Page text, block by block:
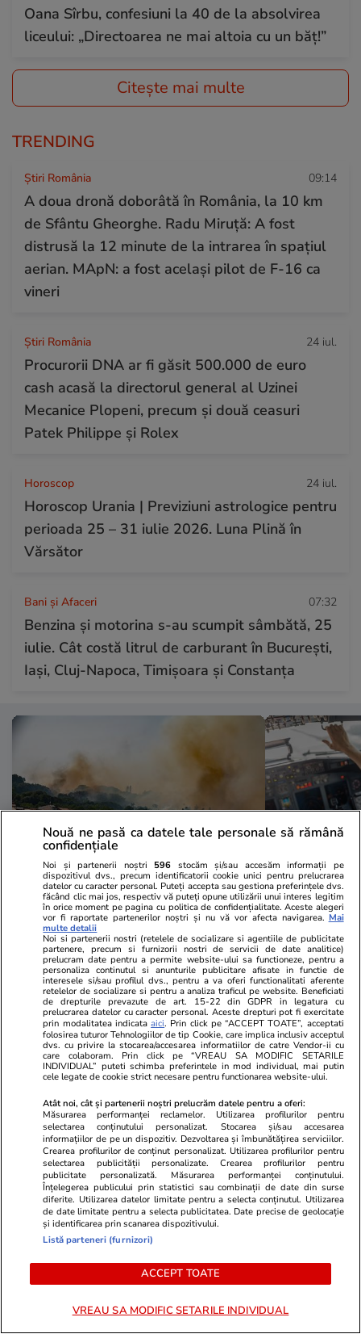
Oana Sîrbu, confesiuni la 40 de la absolvirea
liceului: „Directoarea ne mai altoia cu un băț!”
Citește mai multe
TRENDING
Știri România 09:14
A doua dronă doborâtă în România, la 10 km
de Sfântu Gheorghe. Radu Miruță: A fost
distrusă la 12 minute de la intrarea în spațiul
aerian. MApN: a fost același pilot de F-16 ca
vineri
Știri România 24 iul.
Procurorii DNA ar fi găsit 500.000 de euro
cash acasă la directorul general al Uzinei
Mecanice Plopeni, precum și două ceasuri
Patek Philippe și Rolex
Horoscop 24 iul.
Horoscop Urania | Previziuni astrologice pentru
perioada 25 – 31 iulie 2026. Luna Plină în
Vărsător
Bani și Afaceri 07:32
Benzina și motorina s-au scumpit sâmbătă, 25
iulie. Cât costă litrul de carburant în București,
Iași, Cluj-Napoca, Timișoara și Constanța
Vacanțe și Cultură 24 iul.
Hartă live pentru incendiile din
Europa: cum verifici pe telefon
dacă vacanța îți este pusă în
pericol
Vacanțe și
Piloții
pentru a
bordul
să fie atenți
Horoscop 24 iul.
Horoscop 25 iulie 2026.
Balanțele pot descoperi că au
resurse nebănuite, când au
impresia că nu vor mai scăpa de
probleme
Vacanțe și Cultură
bagajul de mână. Ghid pentru
Nouă ne pasă ca datele tale personale să rămână
confidențiale
Noi și partenerii noștri 596 stocăm și/sau accesăm informații pe
dispozitivul dvs., precum identificatorii cookie unici pentru prelucrarea
datelor cu caracter personal. Puteți accepta sau gestiona preferințele dvs.
făcând clic mai jos, respectiv vă puteți opune utilizării unui interes legitim
în orice moment pe pagina cu politica de confidențialitate. Aceste alegeri
vor fi raportate partenerilor noștri și nu vă vor afecta navigarea. Mai
multe detalii
Noi si partenerii nostri (retelele de socializare si agentiile de publicitate
partenere, precum si furnizorii nostri de servicii de date analitice)
prelucram date pentru a permite website-ului sa functioneze, pentru a
personaliza continutul si anunturile publicitare afisate in functie de
interesele si/sau profilul dvs., pentru a va oferi functionalitati aferente
retelelor de socializare si pentru a analiza traficul pe website. Beneficiati
de drepturile prevazute de art. 15-22 din GDPR in legatura cu
prelucrarea datelor cu caracter personal. Aceste drepturi pot fi exercitate
prin modalitatea indicataaici. Prin click pe “ACCEPT TOATE”, acceptati
folosirea tuturor Tehnologiilor de tip Cookie, care implica inclusiv acceptul
dvs. cu privire la stocarea/accesarea informatiilor de catre Vendor-ii cu
care colaboram. Prin click pe “VREAU SA MODIFIC SETARILE
INDIVIDUAL” puteti schimba preferintele in mod individual, mai putin
cele legate de cookie strict necesare pentru functionarea website-ului.
Atât noi, cât și partenerii noștri prelucrăm datele pentru a oferi:
Măsurarea performanței reclamelor. Utilizarea profilurilor pentru
selectarea conținutului personalizat. Stocarea și/sau accesarea
informațiilor de pe un dispozitiv. Dezvoltarea și îmbunătățirea serviciilor.
Crearea profilurilor de conținut personalizat. Utilizarea profilurilor pentru
selectarea publicității personalizate. Crearea profilurilor pentru
publicitate personalizată. Măsurarea performanței conținutului.
Înțelegerea publicului prin statistici sau combinații de date din surse
diferite. Utilizarea datelor limitate pentru a selecta conținutul. Utilizarea
de date limitate pentru a selecta publicitatea. Date precise de geolocație
și identificarea prin scanarea dispozitivului.
Listă parteneri (furnizori)
ACCEPT TOATE
VREAU SA MODIFIC SETARILE INDIVIDUAL